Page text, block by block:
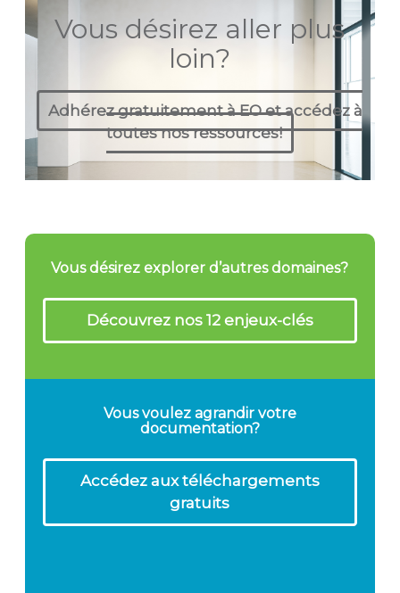
Vous désirez aller plus
loin?
Adhérez gratuitement à EO et accédez à
toutes nos ressources!
Vous désirez explorer d’autres domaines?
Découvrez nos 12 enjeux-clés
Vous voulez agrandir votre
documentation?
Accédez aux téléchargements
gratuits